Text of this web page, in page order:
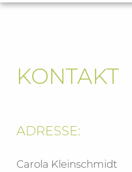
KONTAKT
ADRESSE:
Carola Kleinschmidt